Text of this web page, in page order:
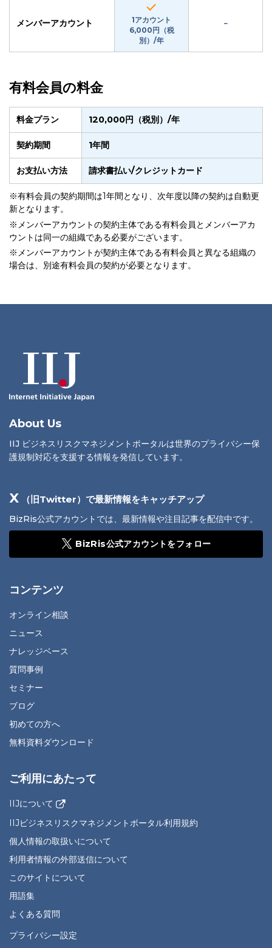
メンバーアカウント
1アカウント
6,000円（税
別）/年
−
有料会員の料金
料金プラン 120,000円（税別）/年
契約期間 1年間
お支払い方法 請求書払い/クレジットカード
※有料会員の契約期間は1年間となり、次年度以降の契約は自動更
新となります。
※メンバーアカウントの契約主体である有料会員とメンバーアカ
ウントは同一の組織である必要がございます。
※メンバーアカウントが契約主体である有料会員と異なる組織の
場合は、別途有料会員の契約が必要となります。
About Us
IIJ ビジネスリスクマネジメントポータルは世界のプライバシー保
護規制対応を支援する情報を発信しています。
X （旧Twitter）で最新情報をキャッチアップ
BizRis公式アカウントでは、最新情報や注目記事を配信中です。
BizRis公式アカウントをフォロー
コンテンツ
オンライン相談
ニュース
ナレッジベース
質問事例
セミナー
ブログ
初めての方へ
無料資料ダウンロード
ご利用にあたって
IIJについて
IIJビジネスリスクマネジメントポータル利用規約
個人情報の取扱いについて
利用者情報の外部送信について
このサイトについて
用語集
よくある質問
プライバシー設定